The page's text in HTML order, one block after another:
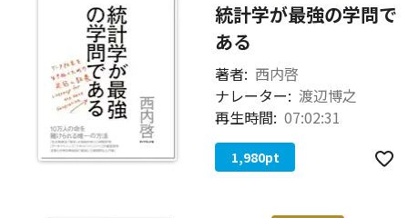
統計学が最強の学問で
ある
著者: 西内啓
ナレーター: 渡辺博之
再生時間: 07:02:31
1,980pt